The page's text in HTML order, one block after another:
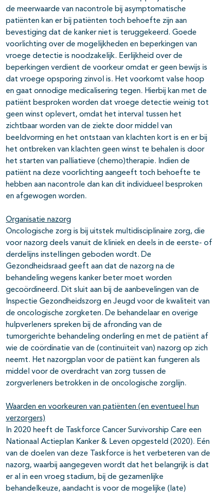
de meerwaarde van nacontrole bij asymptomatische
patiënten kan er bij patiënten toch behoefte zijn aan
bevestiging dat de kanker niet is teruggekeerd. Goede
voorlichting over de mogelijkheden en beperkingen van
vroege detectie is noodzakelijk. Eerlijkheid over de
beperkingen verdient de voorkeur omdat er geen bewijs is
dat vroege opsporing zinvol is. Het voorkomt valse hoop
en gaat onnodige medicalisering tegen. Hierbij kan met de
patiënt besproken worden dat vroege detectie weinig tot
geen winst oplevert, omdat het interval tussen het
zichtbaar worden van de ziekte door middel van
beeldvorming en het ontstaan van klachten kort is en er bij
het ontbreken van klachten geen winst te behalen is door
het starten van palliatieve (chemo)therapie. Indien de
patiënt na deze voorlichting aangeeft toch behoefte te
hebben aan nacontrole dan kan dit individueel besproken
en afgewogen worden.
Organisatie nazorg
Oncologische zorg is bij uitstek multidisciplinaire zorg, die
voor nazorg deels vanuit de kliniek en deels in de eerste- of
derdelijns instellingen geboden wordt. De
Gezondheidsraad geeft aan dat de nazorg na de
behandeling wegens kanker beter moet worden
gecoördineerd. Dit sluit aan bij de aanbevelingen van de
Inspectie Gezondheidszorg en Jeugd voor de kwaliteit van
de oncologische zorgketen. De behandelaar en overige
hulpverleners spreken bij de afronding van de
tumorgerichte behandeling onderling en met de patiënt af
wie de coördinatie van de (continuïteit van) nazorg op zich
neemt. Het nazorgplan voor de patiënt kan fungeren als
middel voor de overdracht van zorg tussen de
zorgverleners betrokken in de oncologische zorglijn.
Waarden en voorkeuren van patiënten (en eventueel hun
verzorgers)
In 2020 heeft de Taskforce Cancer Survivorship Care een
Nationaal Actieplan Kanker & Leven opgesteld (2020). Eén
van de doelen van deze Taskforce is het verbeteren van de
nazorg, waarbij aangegeven wordt dat het belangrijk is dat
er al in een vroeg stadium, bij de gezamenlijke
behandelkeuze, aandacht is voor de mogelijke (late)